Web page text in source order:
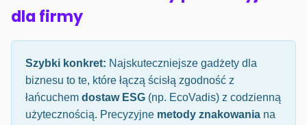
dla firmy
Szybki konkret: Najskuteczniejsze gadżety dla
biznesu to te, które łączą ścisłą zgodność z
łańcuchem dostaw ESG (np. EcoVadis) z codzienną
użytecznością. Precyzyjne metody znakowania na